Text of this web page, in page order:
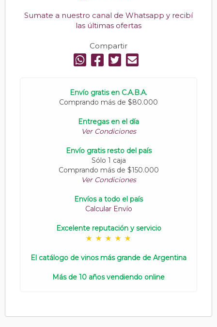
Sumate a nuestro canal de Whatsapp y recibí
las últimas ofertas
Compartir
Envío gratis en C.A.B.A.
Comprando más de $80.000
Entregas en el día
Ver Condiciones
Envío gratis resto del país
Sólo 1 caja
Comprando más de $150.000
Ver Condiciones
Envíos a todo el país
Calcular Envío
Excelente reputación y servicio
El catálogo de vinos más grande de Argentina
Más de 10 años vendiendo online